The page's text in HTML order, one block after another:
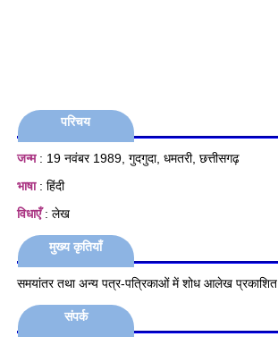
परिचय
जन्म: 19 नवंबर 1989, गुदगुदा, धमतरी, छत्तीसगढ़
भाषा: हिंदी
विधाएँ: लेख
मुख्य कृतियाँ
समयांतर तथा अन्य पत्र-पत्रिकाओं में शोध आलेख प्रकाशित
संपर्क